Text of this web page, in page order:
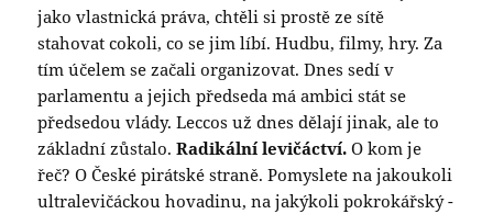
jako vlastnická práva, chtěli si prostě ze sítě
stahovat cokoli, co se jim líbí. Hudbu, filmy, hry. Za
tím účelem se začali organizovat. Dnes sedí v
parlamentu a jejich předseda má ambici stát se
předsedou vlády. Leccos už dnes dělají jinak, ale to
základní zůstalo.Radikální levičáctví. O kom je
řeč? O České pirátské straně. Pomyslete na jakoukoli
ultralevičáckou hovadinu, na jakýkoli pokrokářský -